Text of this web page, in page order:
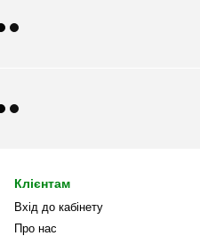
Клієнтам
Вхід до кабінету
Про нас